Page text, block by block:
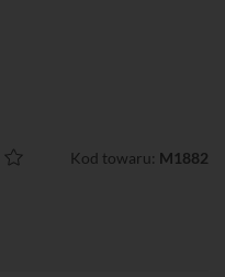
Kod towaru: M1882